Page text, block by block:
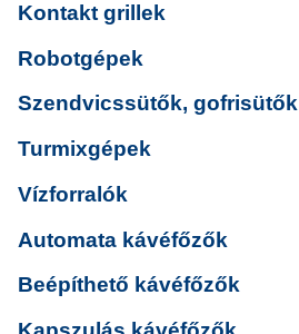
Kontakt grillek
Robotgépek
Szendvicssütők, gofrisütők
Turmixgépek
Vízforralók
Automata kávéfőzők
Beépíthető kávéfőzők